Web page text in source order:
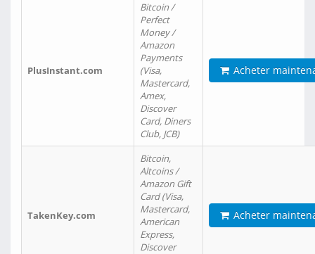
PlusInstant.com
Bitcoin /
Perfect
Money /
Amazon
Payments
(Visa,
Mastercard,
Amex,
Discover
Card, Diners
Club, JCB)
Acheter
TakenKey.com
Bitcoin,
Altcoins /
Amazon Gift
Card (Visa,
Mastercard,
American
Express,
Discover
Acheter